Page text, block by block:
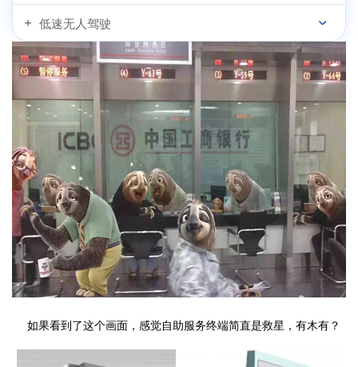
低速无人驾驶
如果看到了这个画面，感觉自助服务终端简直是救星，有木有？